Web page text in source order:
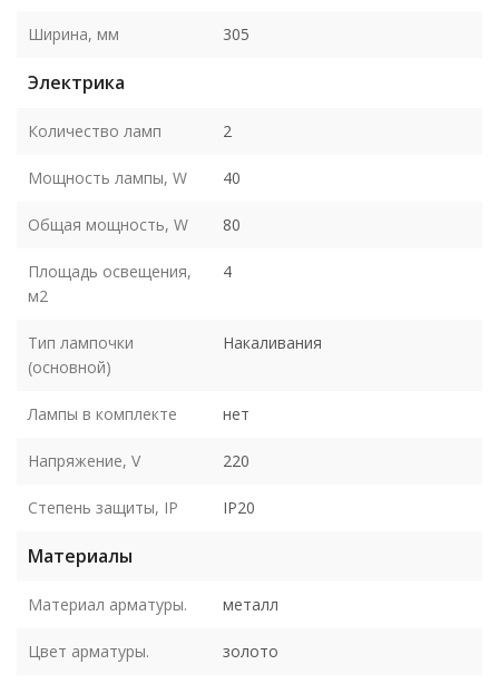
Ширина, мм 305
Электрика
Количество ламп 2
Мощность лампы, W 40
Общая мощность, W 80
Площадь освещения,
м2
4
Тип лампочки
(основной)
Накаливания
Лампы в комплекте нет
Напряжение, V 220
Степень защиты, IP IP20
Материалы
Материал арматуры. металл
Цвет арматуры. золото